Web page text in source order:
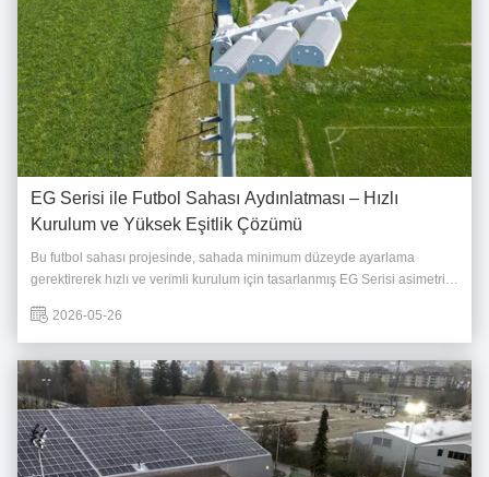
EG Serisi ile Futbol Sahası Aydınlatması – Hızlı
Kurulum ve Yüksek Eşitlik Çözümü
Bu futbol sahası projesinde, sahada minimum düzeyde ayarlama
gerektirerek hızlı ve verimli kurulum için tasarlanmış EG Serisi asimetrik
IES dağıtımı sayesinde EG Serisi, kurulum sırasında modül açısı ayarı
gerektirmez ve aynı ...
2026-05-26